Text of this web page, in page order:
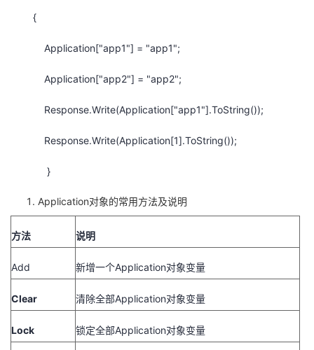
{
Application["app1"] = "app1";
Application["app2"] = "app2";
Response.Write(Application["app1"].ToString());
Response.Write(Application[1].ToString());
}
Application对象的常用方法及说明
方法 说明
Add 新增一个Application对象变量
Clear 清除全部Application对象变量
Lock 锁定全部Application对象变量